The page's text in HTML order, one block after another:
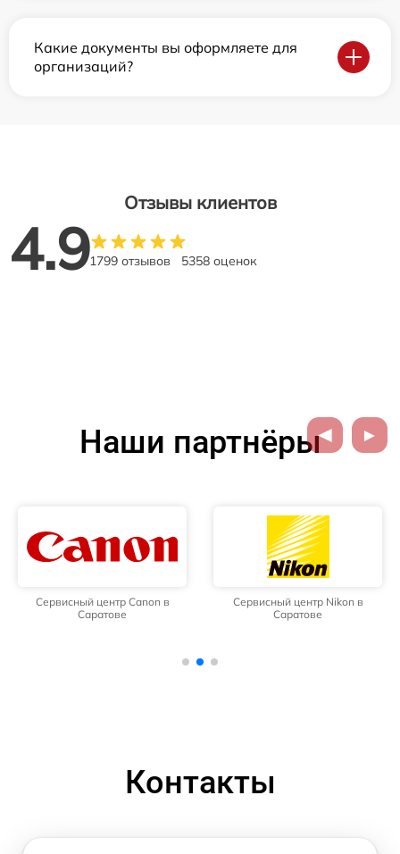
Какие документы вы оформляете для
организаций?
Отзывы клиентов
4.91799 отзывов 5358 оценок
Наши партнёры
Сервисный центр Canon в
Саратове
Сервисный центр Nikon в
Саратове
Контакты